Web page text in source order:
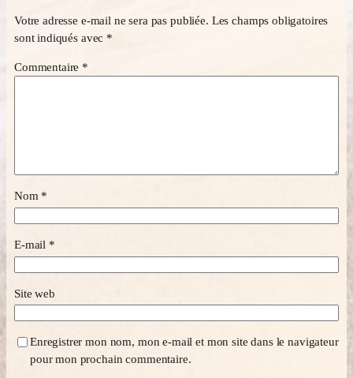
Votre adresse e-mail ne sera pas publiée. Les champs obligatoires
sont indiqués avec *
Commentaire *
Nom *
E-mail *
Site web
Enregistrer mon nom, mon e-mail et mon site dans le navigateur
pour mon prochain commentaire.